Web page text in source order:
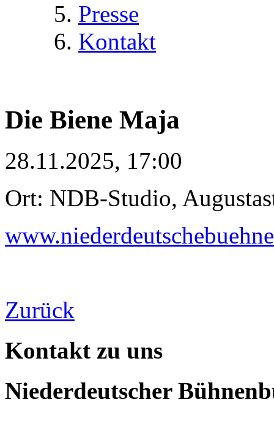
Presse
Kontakt
Die Biene Maja
28.11.2025, 17:00
Ort: NDB-Studio,
Zurück
Kontakt zu uns
Niederdeutscher